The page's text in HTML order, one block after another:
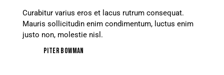
Curabitur varius eros et lacus rutrum consequat.
Mauris sollicitudin enim condimentum, luctus enim
justo non, molestie nisl.
Piter Bowman